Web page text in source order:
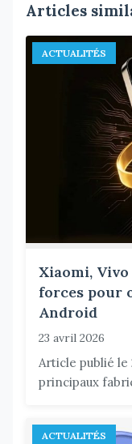
Articles
ACTUALITÉS
Xiaomi,
forces pour
Android
23 avril 2026
Article publié le
principaux
ACTUALITÉS